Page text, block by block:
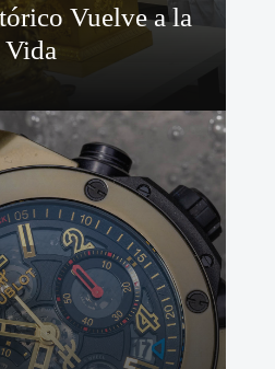
Vuelve a la
Vida